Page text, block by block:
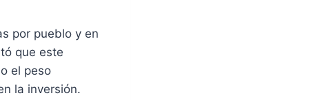
por pueblo y en
que este
el peso
la inversión.